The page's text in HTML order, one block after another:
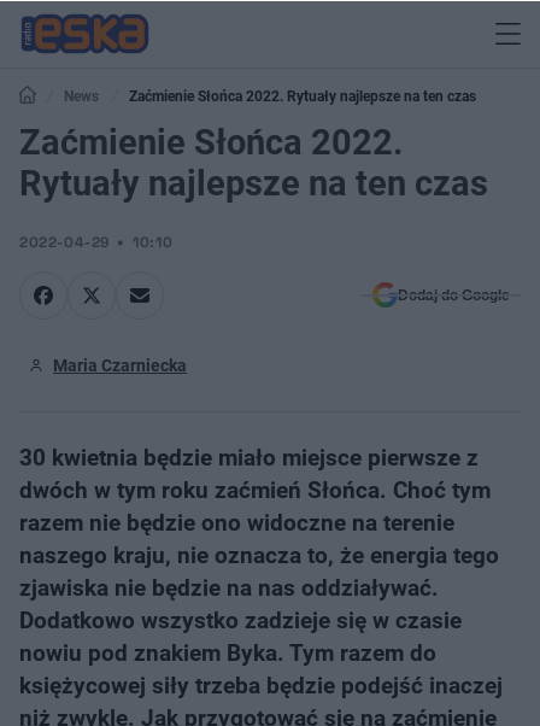
News Zaćmienie Słońca 2022. Rytuały najlepsze na ten czas
Zaćmienie Słońca 2022.
Rytuały najlepsze na ten czas
2022-04-29 10:10
Dodaj do Google
Maria Czarniecka
30 kwietnia będzie miało miejsce pierwsze z
dwóch w tym roku zaćmień Słońca. Choć tym
razem nie będzie ono widoczne na terenie
naszego kraju, nie oznacza to, że energia tego
zjawiska nie będzie na nas oddziaływać.
Dodatkowo wszystko zadzieje się w czasie
nowiu pod znakiem Byka. Tym razem do
księżycowej siły trzeba będzie podejść inaczej
niż zwykle. Jak przygotować się na zaćmienie